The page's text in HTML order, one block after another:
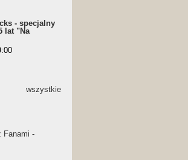
- specjalny
lat "Na
wszystkie
Fanami -